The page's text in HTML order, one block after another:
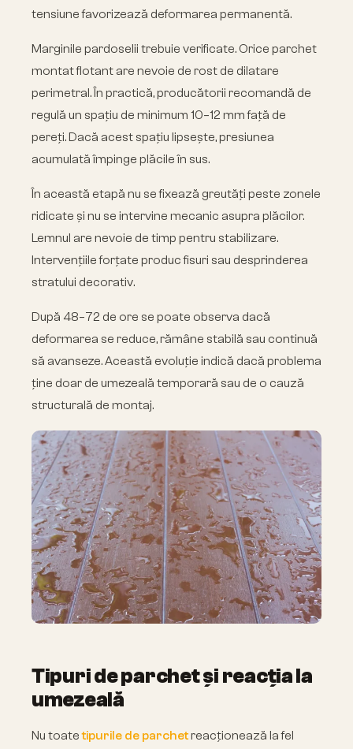
tensiune favorizează deformarea permanentă.
Marginile pardoselii trebuie verificate. Orice parchet
montat flotant are nevoie de rost de dilatare
perimetral. În practică, producătorii recomandă de
regulă un spațiu de minimum 10–12 mm față de
pereți. Dacă acest spațiu lipsește, presiunea
acumulată împinge plăcile în sus.
În această etapă nu se fixează greutăți peste zonele
ridicate și nu se intervine mecanic asupra plăcilor.
Lemnul are nevoie de timp pentru stabilizare.
Intervențiile forțate produc fisuri sau desprinderea
stratului decorativ.
După 48–72 de ore se poate observa dacă
deformarea se reduce, rămâne stabilă sau continuă
să avanseze. Această evoluție indică dacă problema
ține doar de umezeală temporară sau de o cauză
structurală de montaj.
Tipuri de parchet și reacția la
umezeală
Nu toatetipurile de parchetreacționează la fel